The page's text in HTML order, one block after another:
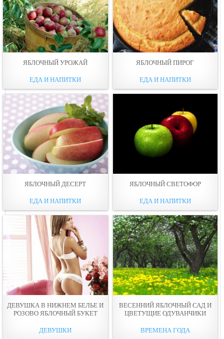
ЯБЛОЧНЫЙ УРОЖАЙ
ЕДА И НАПИТКИ
ЯБЛОЧНЫЙ ПИРОГ
ЕДА И НАПИТКИ
ЯБЛОЧНЫЙ ДЕСЕРТ
ЕДА И НАПИТКИ
ЯБЛОЧНЫЙ СВЕТОФОР
ЕДА И НАПИТКИ
ДЕВУШКА В НИЖНЕМ БЕЛЬЕ И
РОЗОВО ЯБЛОЧНЫЙ БУКЕТ
ДЕВУШКИ
ВЕСЕННИЙ ЯБЛОЧНЫЙ САД И
ЦВЕТУЩИЕ ОДУВАНЧИКИ
ВРЕМЕНА ГОДА